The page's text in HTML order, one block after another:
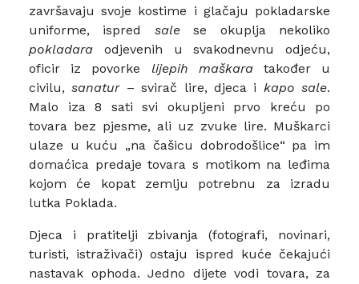
završavaju svoje kostime i glačaju pokladarske
uniforme, ispred salese okuplja nekoliko
pokladara odjevenih u svakodnevnu odjeću,
oficir iz povorke lijepih maškaratakođer u
civilu,sanatur– svirač lire, djeca i kapo sale.
Malo iza 8 sati svi okupljeni prvo kreću po
tovara bez pjesme, ali uz zvuke lire. Muškarci
ulaze u kuću „na čašicu dobrodošlice“ pa im
domaćica predaje tovara s motikom na leđima
kojom će kopat zemlju potrebnu za izradu
lutka Poklada.
Djeca i pratitelji zbivanja (fotografi, novinari,
turisti, istraživači) ostaju ispred kuće čekajući
nastavak ophoda. Jedno dijete vodi tovara, za